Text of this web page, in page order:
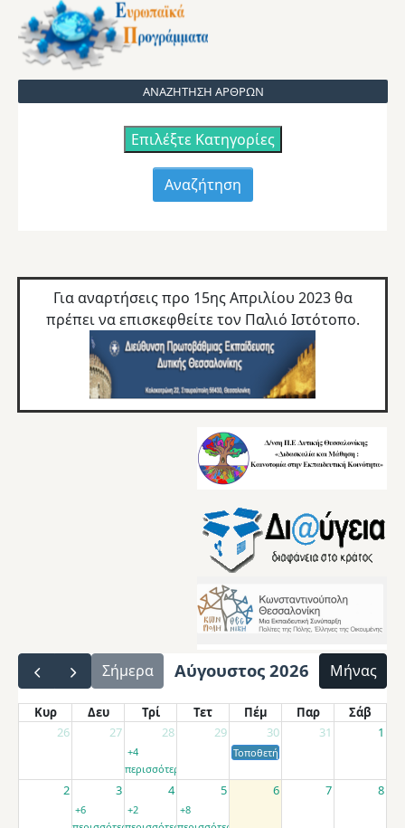
ΑΝΑΖΗΤΗΣΗ ΑΡΘΡΩΝ
Επιλέξτε Κατηγορίες
Για αναρτήσεις προ 15ης Απριλίου 2023 θα
πρέπει να επισκεφθείτε τον Παλιό Ιστότοπο.
Σήμερα Αύγουστος 2026 Μήνας
Κυρ Δευ Τρί Τετ Πέμ Παρ
Σάβ
26
27 28 29 30 31 1
+4
περισσότερα
Τοποθετήσεις αποσπασμένων
2 3 4 5 6 7 8
+6
+2
+8